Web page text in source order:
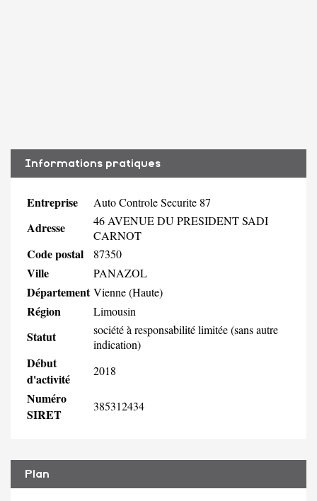
Informations pratiques
Entreprise Auto Controle Securite 87
Adresse
46 AVENUE DU PRESIDENT SADI
CARNOT
Code postal 87350
Ville PANAZOL
Département Vienne (Haute)
Région Limousin
Statut
société à responsabilité limitée (sans autre
indication)
Début
d'activité
2018
Numéro
SIRET
385312434
Plan